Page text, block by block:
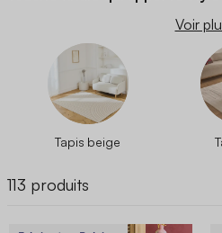
rend l’espace plus
catalogue une sélection de tapis
berbère ou damier. Des poils
rectangulaire, des modèles
Voir
Tapis beige
113 produits